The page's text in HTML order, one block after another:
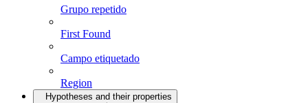
Grupo repetido
First Found
Campo etiquetado
Region
Hypotheses and their properties